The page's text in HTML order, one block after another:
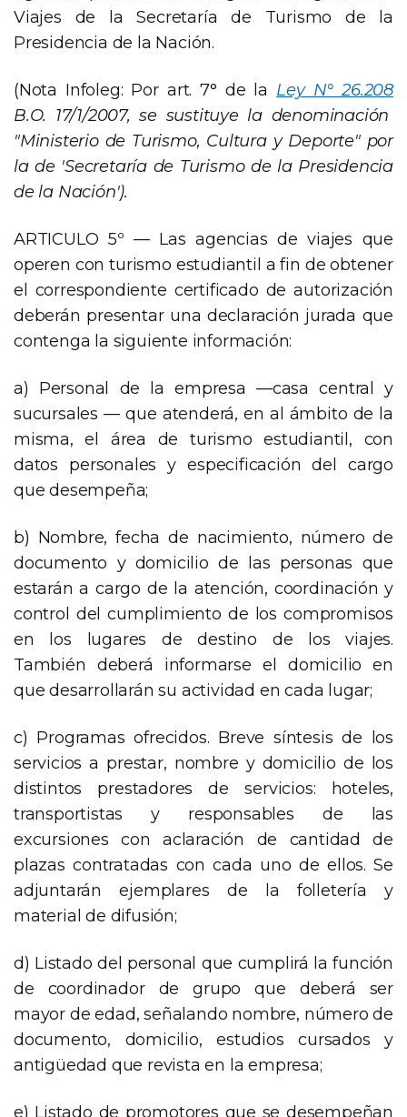
Viajes de la Secretaría de Turismo de la
Presidencia de la Nación.
(Nota Infoleg: Por art. 7° de la Ley N° 26.208
B.O. 17/1/2007, se sustituye la denominación
"Ministerio de Turismo, Cultura y Deporte" por
la de 'Secretaría de Turismo de la Presidencia
de la Nación').
ARTICULO 5º — Las agencias de viajes que
operen con turismo estudiantil a fin de obtener
el correspondiente certificado de autorización
deberán presentar una declaración jurada que
contenga la siguiente información:
a) Personal de la empresa —casa central y
sucursales — que atenderá, en al ámbito de la
misma, el área de turismo estudiantil, con
datos personales y especificación del cargo
que desempeña;
b) Nombre, fecha de nacimiento, número de
documento y domicilio de las personas que
estarán a cargo de la atención, coordinación y
control del cumplimiento de los compromisos
en los lugares de destino de los viajes.
También deberá informarse el domicilio en
que desarrollarán su actividad en cada lugar;
c) Programas ofrecidos. Breve síntesis de los
servicios a prestar, nombre y domicilio de los
distintos prestadores de servicios: hoteles,
transportistas y responsables de las
excursiones con aclaración de cantidad de
plazas contratadas con cada uno de ellos. Se
adjuntarán ejemplares de la folletería y
material de difusión;
d) Listado del personal que cumplirá la función
de coordinador de grupo que deberá ser
mayor de edad, señalando nombre, número de
documento, domicilio, estudios cursados y
antigüedad que revista en la empresa;
e) Listado de promotores que se desempeñan